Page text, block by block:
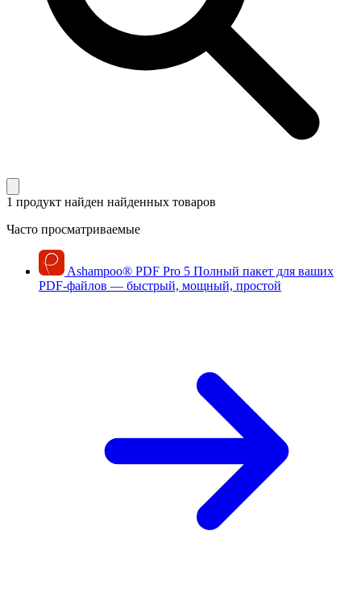
1 продукт найден найденных товаров
Часто просматриваемые
Ashampoo® PDF Pro 5 Полный пакет для ваших
PDF-файлов — быстрый, мощный, простой